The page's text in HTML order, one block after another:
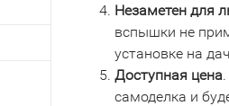
Незаметен для
вспышки не
установке на
Доступная цена
самоделка и